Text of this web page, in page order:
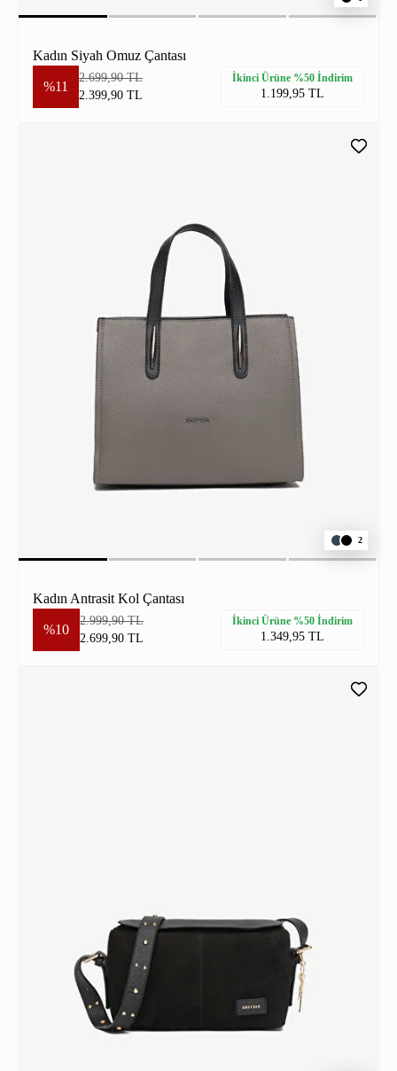
Kadın Siyah Omuz Çantası
%11
2.699,90 TL
2.399,90 TL
İkinci Ürüne %50 İndirim
1.199,95 TL
2
Kadın Antrasit Kol Çantası
%10
2.999,90 TL
2.699,90 TL
İkinci Ürüne %50 İndirim
1.349,95 TL